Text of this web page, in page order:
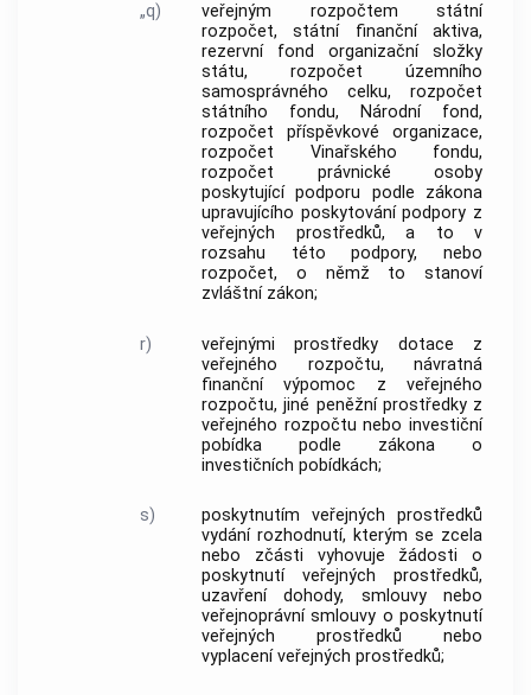
„q)
veřejným rozpočtem státní
rozpočet, státní finanční aktiva,
rezervní fond organizační složky
státu, rozpočet územního
samosprávného celku, rozpočet
státního fondu, Národní fond,
rozpočet příspěvkové organizace,
rozpočet Vinařského fondu,
rozpočet právnické osoby
poskytující podporu podle zákona
upravujícího poskytování podpory z
veřejných prostředků, a to v
rozsahu této podpory, nebo
rozpočet, o němž to stanoví
zvláštní zákon;
r)
veřejnými prostředky dotace z
veřejného rozpočtu, návratná
finanční výpomoc z veřejného
rozpočtu, jiné peněžní prostředky z
veřejného rozpočtu nebo investiční
pobídka podle zákona o
investičních pobídkách;
s)
poskytnutím veřejných prostředků
vydání rozhodnutí, kterým se zcela
nebo zčásti vyhovuje žádosti o
poskytnutí veřejných prostředků,
uzavření dohody, smlouvy nebo
veřejnoprávní smlouvy o poskytnutí
veřejných prostředků nebo
vyplacení veřejných prostředků;